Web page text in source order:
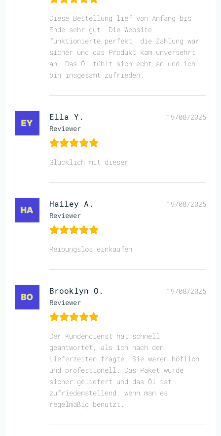
Diese Bestellung lief von Anfang bis
Ende sehr gut. Die Website
funktionierte perfekt, die Zahlung war
sicher und das Produkt kam unversehrt
an. Das Öl fühlt sich echt an und ich
bin insgesamt zufrieden.
Ella Y.
Reviewer
19/08/2025
Glücklich mit dieser
Hailey A.
Reviewer
19/08/2025
Reibungslos einkaufen
Brooklyn O.
Reviewer
19/08/2025
Der Kundendienst hat schnell
geantwortet, als ich nach den
Lieferzeiten fragte. Sie waren höflich
und professionell. Das Paket wurde
sicher geliefert und das Öl ist
zufriedenstellend, wenn man es
regelmäßig benutzt.